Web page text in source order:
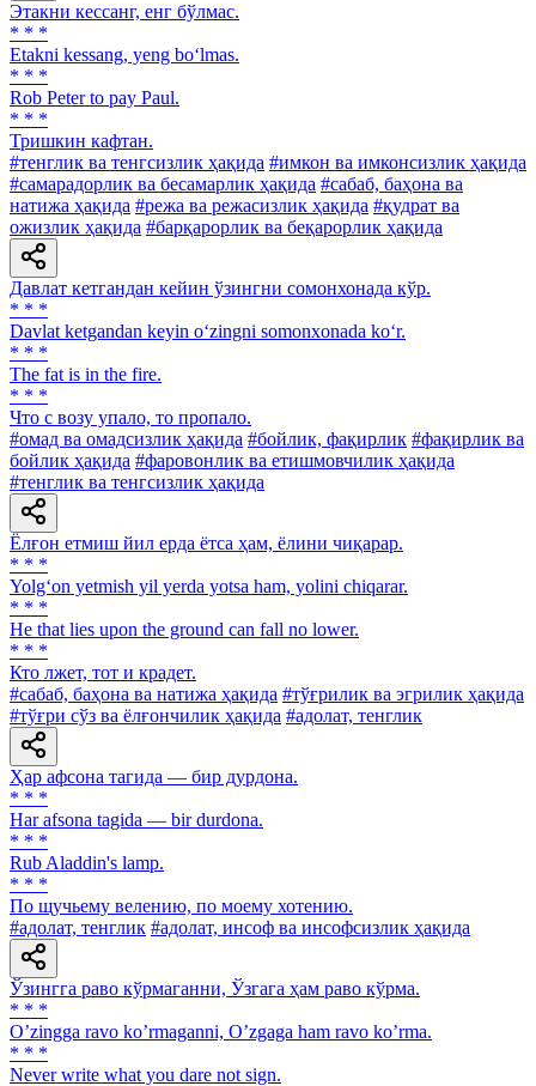
Этакни кессанг, енг бўлмас.
* * *
Etakni kessang, yeng bo‘lmas.
* * *
Rob Peter to pay Paul.
* * *
Тришкин кафтан.
#тенглик ва тенгсизлик ҳақида #имкон ва имконсизлик ҳақида
#самарадорлик ва бесамарлик ҳақида #сабаб, баҳона ва
натижа ҳақида #режа ва режасизлик ҳақида #қудрат ва
ожизлик ҳақида #барқарорлик ва беқарорлик ҳақида
Давлат кетгандан кейин ўзингни сомонхонада кўр.
* * *
Davlat ketgandan keyin o‘zingni somonxonada ko‘r.
* * *
The fat is in the fire.
* * *
Что с возу упало, то пропало.
#омад ва омадсизлик ҳақида #бойлик, фақирлик #фақирлик ва
бойлик ҳақида #фаровонлик ва етишмовчилик ҳақида
#тенглик ва тенгсизлик ҳақида
Ёлғон етмиш йил ерда ётса ҳам, ёлини чиқарар.
* * *
Yolg‘on yetmish yil yerda yotsa ham, yolini chiqarar.
* * *
He that lies upon the ground can fall no lower.
* * *
Кто лжет, тот и крадет.
#сабаб, баҳона ва натижа ҳақида #тўғрилик ва эгрилик ҳақида
#тўғри сўз ва ёлғончилик ҳақида #адолат, тенглик
Ҳар афсона тагида — бир дурдона.
* * *
Har afsona tagida — bir durdona.
* * *
Rub Aladdin's lamp.
* * *
По щучьему велению, по моему хотению.
#адолат, тенглик #адолат, инсоф ва инсофсизлик ҳақида
Ўзингга раво кўрмаганни, Ўзгага ҳам раво кўрма.
* * *
Oʼzingga ravo koʼrmaganni, Oʼzgaga ham ravo koʼrma.
* * *
Never write what you dare not sign.